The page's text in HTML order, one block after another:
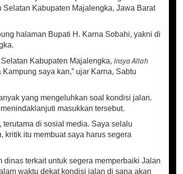
Kabupaten Majalengka, Jawa Barat
halaman Bupati H. Karna Sobahi, yakni di
Kabupaten Majalengka‎, Insya Allah
saya kan,” ujar Karna, Sabtu
yang mengeluhkan soal kondisi jalan.
masukkan tersebut.
di sosial media. Saya selalu
kritik itu membuat saya harus segera
terkait untuk segera memperbaiki Jalan
waktu dekat kondisi jalan di sana akan